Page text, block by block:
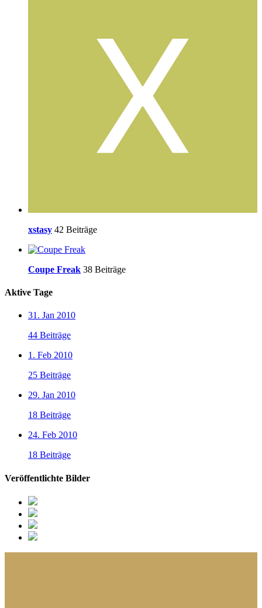
xstasy 42 Beiträge
Coupe Freak 38 Beiträge
Aktive Tage
31. Jan 2010
44 Beiträge
1. Feb 2010
25 Beiträge
29. Jan 2010
18 Beiträge
24. Feb 2010
18 Beiträge
Veröffentlichte Bilder